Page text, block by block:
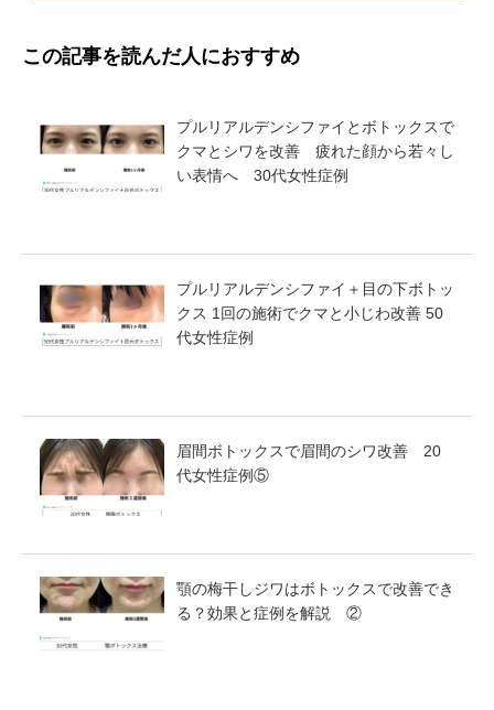
この記事を読んだ人におすすめ
プルリアルデンシファイとボトックスで
クマとシワを改善 疲れた顔から若々し
い表情へ 30代女性症例
プルリアルデンシファイ＋目の下ボトッ
クス 1回の施術でクマと小じわ改善 50
代女性症例
眉間ボトックスで眉間のシワ改善 20
代女性症例⑤
顎の梅干しジワはボトックスで改善でき
る？効果と症例を解説 ②